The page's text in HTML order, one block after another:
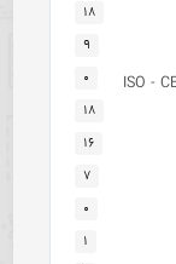
۱۸
۹
۰
۱۸
۱۶
۷
۰
۱